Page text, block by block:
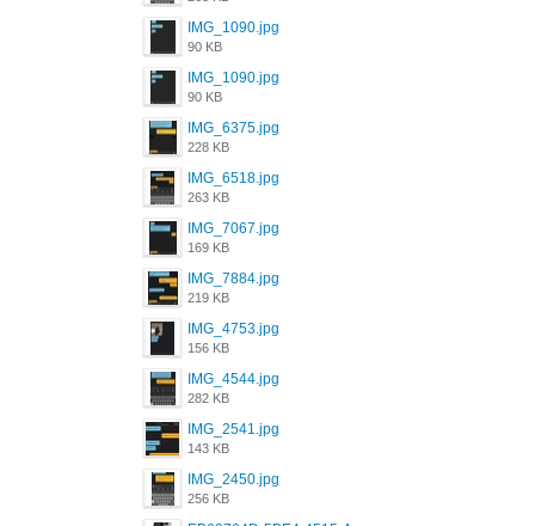
IMG_1090.jpg
90 KB
IMG_1090.jpg
90 KB
IMG_6375.jpg
228 KB
IMG_6518.jpg
263 KB
IMG_7067.jpg
169 KB
IMG_7884.jpg
219 KB
IMG_4753.jpg
156 KB
IMG_4544.jpg
282 KB
IMG_2541.jpg
143 KB
IMG_2450.jpg
256 KB